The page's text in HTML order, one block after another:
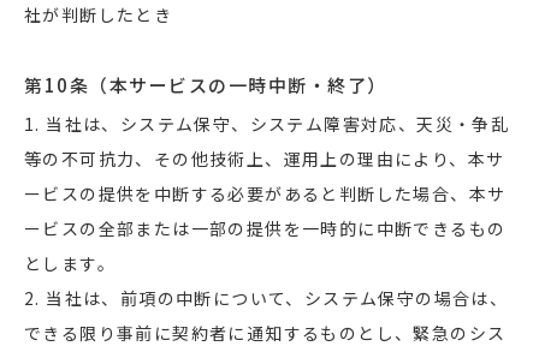
社が判断したとき
第10条（本サービスの一時中断・終了）
1. 当社は、システム保守、システム障害対応、天災・争乱
等の不可抗力、その他技術上、運用上の理由により、本サ
ービスの提供を中断する必要があると判断した場合、本サ
ービスの全部または一部の提供を一時的に中断できるもの
とします。
2. 当社は、前項の中断について、システム保守の場合は、
できる限り事前に契約者に通知するものとし、緊急のシス